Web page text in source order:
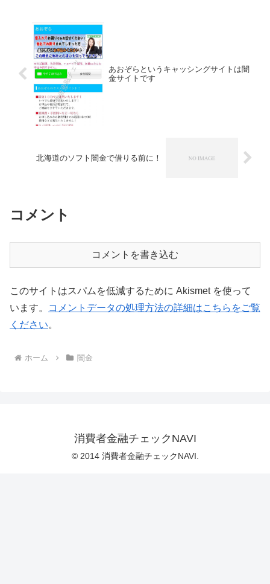
あおぞらというキャッシングサイトは闇
金サイトです
北海道のソフト闇金で借りる前に！
コメント
コメントを書き込む
このサイトはスパムを低減するために Akismet を使って
います。
コメントデータの処理方法の詳細はこちらをご覧
ください。
ホーム 闇金
消費者金融チェックNAVI
© 2014 消費者金融チェックNAVI.